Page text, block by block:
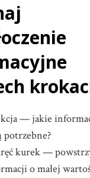
— jakie
potrzebne?
kurek —
o małej